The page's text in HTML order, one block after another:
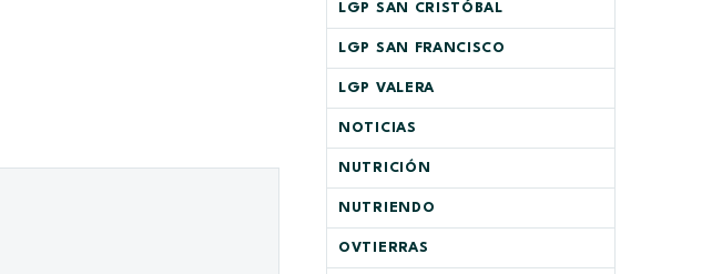
LGP SAN CRISTÓBAL
LGP SAN FRANCISCO
LGP VALERA
NOTICIAS
NUTRICIÓN
NUTRIENDO
OVTIERRAS